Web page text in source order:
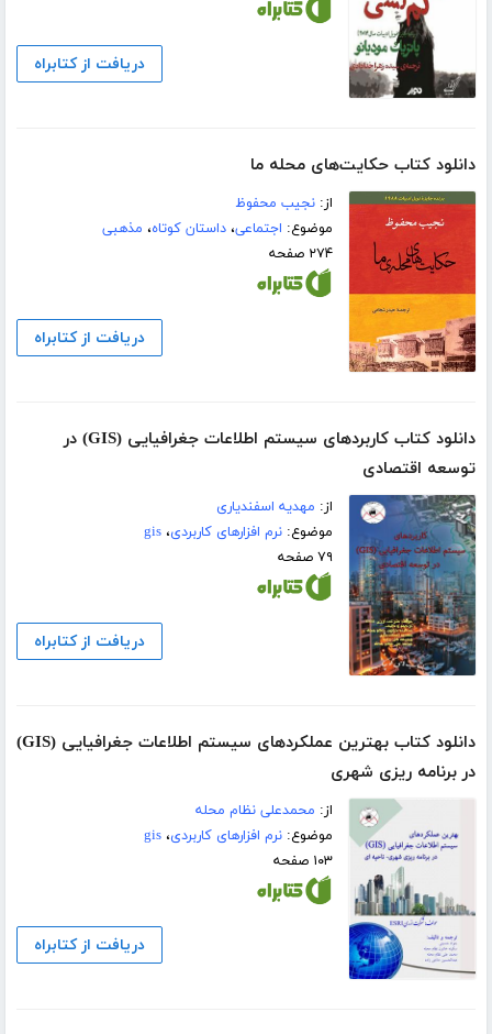
دریافت از کتابراه
دانلود کتاب حکایت‌های محله ما
از:نجیب محفوظ
موضوع: اجتماعی،داستان کوتاه، مذهبی
۲۷۴ صفحه
دریافت از کتابراه
دانلود کتاب کاربردهای سیستم اطلاعات جغرافیایی (GIS) در
توسعه اقتصادی
از: مهدیه اسفندیاری
موضوع:نرم افزارهای کاربردی،gis
۷۹ صفحه
دریافت از کتابراه
دانلود کتاب بهترین عملکردهای سیستم اطلاعات جغرافیایی (GIS)
در برنامه ریزی شهری
از: محمدعلی نظام محله
موضوع:نرم افزارهای کاربردی،gis
۱۰۳ صفحه
دریافت از کتابراه